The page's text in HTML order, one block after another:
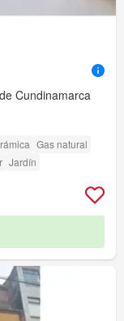
Cundinamarca
Gas natural
Jardín